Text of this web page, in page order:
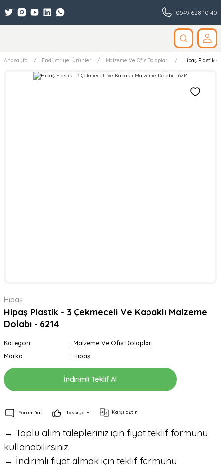
0549 628 10 40
Anasayfa Endüstriyel Ürünler Malzeme Ve Ofis Dolapları Hipaş Plastik -
Hipaş
Hipaş Plastik - 3 Çekmeceli Ve Kapaklı Malzeme
Dolabı - 6214
Kategori
Malzeme Ve Ofis Dolapları
Marka
Hipaş
İndirimli Teklif Al
Yorum Yaz Tavsiye Et Karşılaştır
→ Toplu alım talepleriniz için fiyat teklif formunu
kullanabilirsiniz.
→ İndirimli fiyat almak için teklif formunu